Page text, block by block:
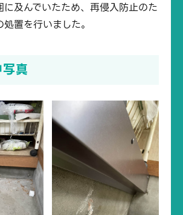
及んでいたため、再侵入防止のた
置を行いました。
真